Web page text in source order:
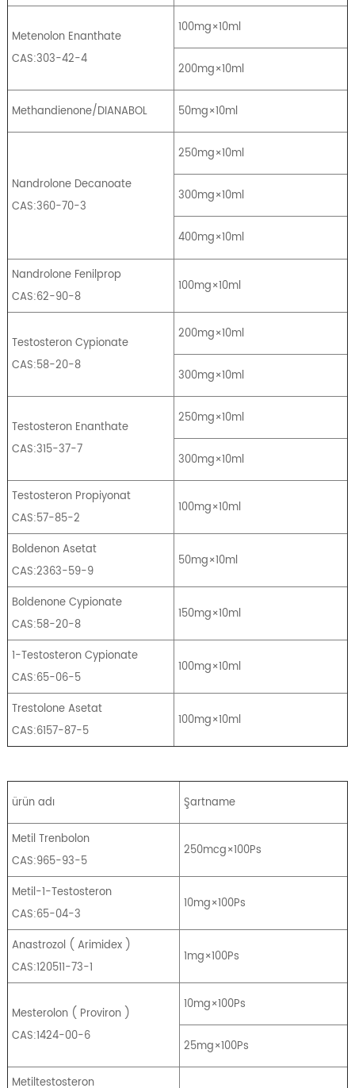
Metenolon Enanthate
CAS:303-42-4
100mg×10ml
200mg×10ml
Methandienone/DIANABOL 50mg×10ml
Nandrolone Decanoate
CAS:360-70-3
250mg×10ml
300mg×10ml
400mg×10ml
Nandrolone Fenilprop
CAS:62-90-8
100mg×10ml
Testosteron Cypionate
CAS:58-20-8
200mg×10ml
300mg×10ml
Testosteron Enanthate
CAS:315-37-7
250mg×10ml
300mg×10ml
Testosteron Propiyonat
CAS:57-85-2
100mg×10ml
Boldenon Asetat
CAS:2363-59-9
50mg×10ml
Boldenone Cypionate
CAS:58-20-8
150mg×10ml
1-Testosteron Cypionate
CAS:65-06-5
100mg×10ml
Trestolone Asetat
CAS:6157-87-5
100mg×10ml
ürün adı Şartname
Metil Trenbolon
CAS:965-93-5
250mcg×100Ps
Metil-1-Testosteron
CAS:65-04-3
10mg×100Ps
Anastrozol ( Arimidex )
CAS:120511-73-1
1mg×100Ps
Mesterolon ( Proviron )
CAS:1424-00-6
10mg×100Ps
25mg×100Ps
Metiltestosteron